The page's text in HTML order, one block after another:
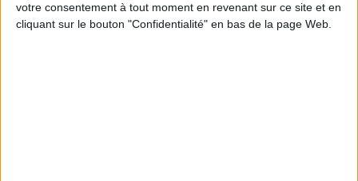
votre consentement à tout moment en revenant sur ce site et en
cliquant sur le bouton "Confidentialité" en bas de la page Web.